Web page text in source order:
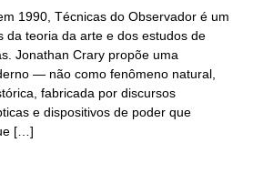
1990, Técnicas do Observador é um
da teoria da arte e dos estudos de
Jonathan Crary propõe uma
— não como fenômeno natural,
fabricada por discursos
e dispositivos de poder que
[…]